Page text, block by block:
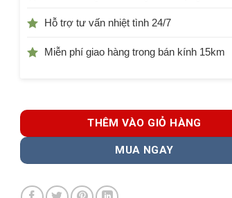
Hỗ trợ tư vấn nhiệt tình 24/7
Miễn phí giao hàng trong bán kính 15km
THÊM VÀO GIỎ HÀNG
MUA NGAY